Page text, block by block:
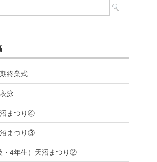
終業式
泳
沼まつり④
沼まつり③
・4年生）天沼まつり②